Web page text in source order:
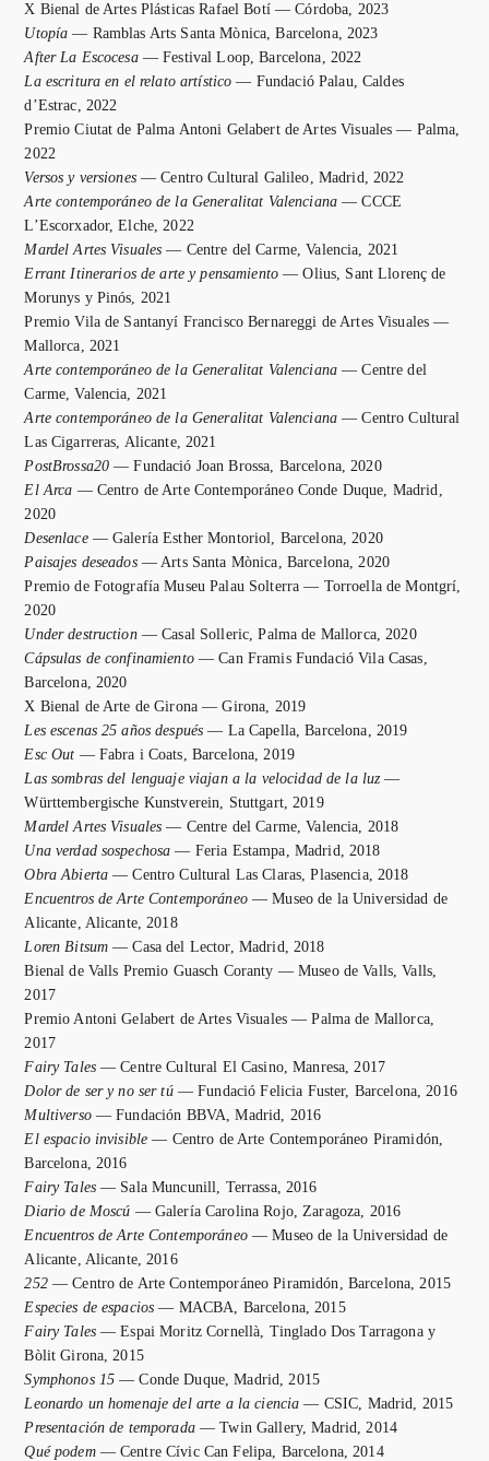
X Bienal de Artes Plásticas Rafael Botí — Córdoba, 2023
Utopía — Ramblas Arts Santa Mònica, Barcelona, 2023
After La Escocesa— Festival Loop, Barcelona, 2022
La escritura en el relato artístico — Fundació Palau, Caldes
d’Estrac, 2022
Premio Ciutat de Palma Antoni Gelabert de Artes Visuales — Palma,
2022
Versos y versiones— Centro Cultural Galileo, Madrid, 2022
Arte contemporáneo de la Generalitat Valenciana— CCCE
L’Escorxador, Elche, 2022
Mardel Artes Visuales — Centre del Carme, Valencia, 2021
Errant Itinerarios de arte y pensamiento — Olius, Sant Llorenç de
Morunys y Pinós, 2021
Premio Vila de Santanyí Francisco Bernareggi de Artes Visuales —
Mallorca, 2021
Arte contemporáneo de la Generalitat Valenciana— Centre del
Carme, Valencia, 2021
Arte contemporáneo de la Generalitat Valenciana— Centro Cultural
Las Cigarreras, Alicante, 2021
PostBrossa20 — Fundació Joan Brossa, Barcelona, 2020
El Arca — Centro de Arte Contemporáneo Conde Duque, Madrid,
2020
Desenlace— Galería Esther Montoriol, Barcelona, 2020
Paisajes deseados— Arts Santa Mònica, Barcelona, 2020
Premio de Fotografía Museu Palau Solterra — Torroella de Montgrí,
2020
Under destruction— Casal Solleric, Palma de Mallorca, 2020
Cápsulas de confinamiento— Can Framis Fundació Vila Casas,
Barcelona, 2020
X Bienal de Arte de Girona — Girona, 2019
Les escenas 25 años después — La Capella, Barcelona, 2019
Esc Out — Fabra i Coats, Barcelona, 2019
Las sombras del lenguaje viajan a la velocidad de la luz—
Württembergische Kunstverein, Stuttgart, 2019
Mardel Artes Visuales — Centre del Carme, Valencia, 2018
Una verdad sospechosa — Feria Estampa, Madrid, 2018
Obra Abierta — Centro Cultural Las Claras, Plasencia, 2018
Encuentros de Arte Contemporáneo— Museo de la Universidad de
Alicante, Alicante, 2018
Loren Bitsum — Casa del Lector, Madrid, 2018
Bienal de Valls Premio Guasch Coranty — Museo de Valls, Valls,
2017
Premio Antoni Gelabert de Artes Visuales — Palma de Mallorca,
2017
Fairy Tales— Centre Cultural El Casino, Manresa, 2017
Dolor de ser y no ser tú— Fundació Felicia Fuster, Barcelona, 2016
Multiverso— Fundación BBVA, Madrid, 2016
El espacio invisible — Centro de Arte Contemporáneo Piramidón,
Barcelona, 2016
Fairy Tales— Sala Muncunill, Terrassa, 2016
Diario de Moscú — Galería Carolina Rojo, Zaragoza, 2016
Encuentros de Arte Contemporáneo— Museo de la Universidad de
Alicante, Alicante, 2016
252— Centro de Arte Contemporáneo Piramidón, Barcelona, 2015
Especies de espacios — MACBA, Barcelona, 2015
Fairy Tales— Espai Moritz Cornellà, Tinglado Dos Tarragona y
Bòlit Girona, 2015
Symphonos 15 — Conde Duque, Madrid, 2015
Leonardo un homenaje del arte a la ciencia — CSIC, Madrid, 2015
Presentación de temporada— Twin Gallery, Madrid, 2014
Qué podem— Centre Cívic Can Felipa, Barcelona, 2014